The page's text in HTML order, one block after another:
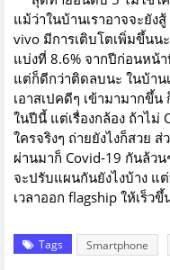
แม้ว่าในบ้านเราอาจจะยัง
vivo มีการเติบโตเพิ่มขึ้นน
แบ่งที่ 8.6% จากปีก่อนหน้
แต่ก็ดีกว่าติดลบนะ ในบ้าน
เอาสเปคดีๆ เข้ามามากขึ้
ในปีนี้ แต่เรื่องกล้อง ถ้าไม่
ใครจริงๆ ถ่ายยังไงก็สวย
ผ่านมาก็ Covid-19 กันล้ว
จะปรับแผนกันยังไงบ้าง แ
เวลาออก flagship ให้เร็ว
Tags Smartphone